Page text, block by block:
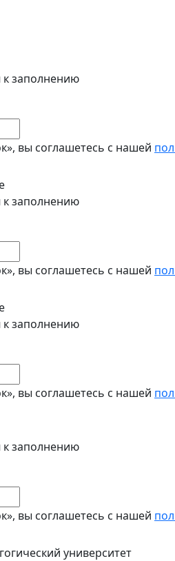
заполнению
вы соглашетесь с нашей
заполнению
вы соглашетесь с нашей
заполнению
вы соглашетесь с нашей
заполнению
вы соглашетесь с нашей
университет